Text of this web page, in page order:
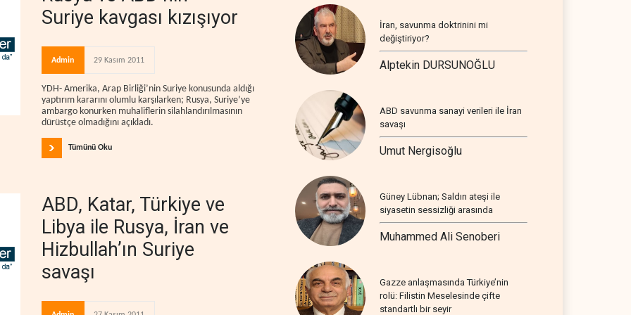
Suriye kavgası kızışıyor
Admin 29 Kasım 2011
YDH- Amerika, Arap Birliği’nin Suriye konusunda aldığı
yaptırım kararını olumlu karşılarken; Rusya, Suriye’ye
ambargo konurken muhaliflerin silahlandırılmasının
dürüstçe olmadığını açıkladı.
Tümünü Oku
ABD, Katar, Türkiye ve
Libya ile Rusya, İran ve
Hizbullah’ın Suriye
savaşı
İran, savunma doktrinini mi
değiştiriyor?
Alptekin DURSUNOĞLU
ABD savunma sanayi verileri ile İran
savaşı
Umut Nergisoğlu
Güney Lübnan; Saldırı ateşi ile
siyasetin sessizliği arasında
Muhammed Ali Senoberi
Gazze anlaşmasında Türkiye’nin
rolü: Filistin Meselesinde çifte
standartlı bir seyir